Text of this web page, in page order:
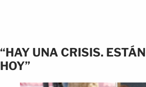
“HAY UNA CRISIS.
HOY”